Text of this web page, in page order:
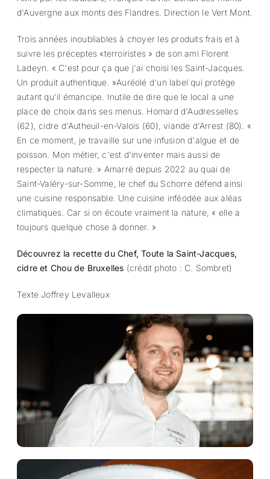
d'Auvergne aux monts des Flandres. Direction le Vert Mont.
Trois années inoubliables à choyer les produits frais et à
suivre les préceptes «terroiristes » de son ami Florent
Ladeyn. « C'est pour ça que j'ai choisi les Saint-Jacques.
Un produit authentique. »Auréolé d'un label qui protège
autant qu'il émancipe. Inutile de dire que le local a une
place de choix dans ses menus. Homard d'Audresselles
(62), cidre d'Autheuil-en-Valois (60), viande d'Arrest (80). «
En ce moment, je travaille sur une infusion d'algue et de
poisson. Mon métier, c'est d'inventer mais aussi de
respecter la nature. » Amarré depuis 2022 au quai de
Saint-Valéry-sur-Somme, le chef du Schorre défend ainsi
une cuisine responsable. Une cuisine inféodée aux aléas
climatiques. Car si on écoute vraiment la nature, « elle a
toujours quelque chose à donner. »
Découvrez la recette du Chef, Toute la Saint-Jacques,
cidre et Chou de Bruxelles (crédit photo : C. Sombret)
Texte Joffrey Levalleux